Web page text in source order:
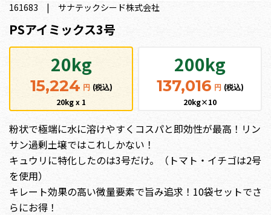
161683 サナテックシード株式会社
PSアイミックス3号
20kg
15,224 円 (税込)
20kg x 1
200kg
137,016 円 (税込)
20kg×10
粉状で極端に水に溶けやすくコスパと即効性が最高！リン
サン過剰土壌ではこれしかない！
キュウリに特化したのは3号だけ。（トマト・イチゴは2号
を使用）
キレート効果の高い微量要素で旨み追求！10袋セットでさ
らにお得！